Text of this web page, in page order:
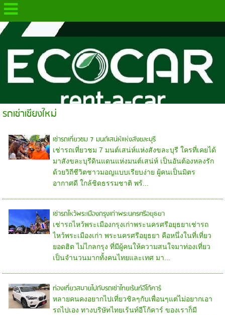
.
รถเช่าเชียงใหม่
เช่ารถเที่ยวชม 7 มนต์เสน่ห์แห่งสังขละบุรี
เช่ารถเที่ยวชม 7 มนต์เสน่ห์แห่งสังขละบุรี ใครที่เคยได้
มาสังขละบุรีดินแดนแห่งมนต์เสน่ห์ เป็นอันต้องหลงรัก
ด้วยวิถีชีวิตชาวมอญแบบเรียบง่าย ผู้คนเป็นมิตร
อากาศดี ใกล้ชิดธรรมชาติ พร้...
เช่ารถไหว้พระเมืองกรุงเก่าพระนครศรีอยุธยา
เช่ารถไหว้พระเมืองกรุงเก่าพระนครศรีอยุธยาเช่ารถ
ไหว้พระเมืองเก่า พระนครศรีอยุธยา คือหนึ่งในที่เที่ยว
ยอดฮิต ไม่ไกลกรุง ที่มีผู้คนให้ความสนใจมาท่องเที่ยว
เป็นจำนวนมากทั้งคนไทยและเทศ มา...
ท่องเที่ยวสบายไปกับรถเช่าไทยเร้นท์อีโก้คาร์
หลายคนคงอยากไปเที่ยวชิลๆกับเพื่อนๆแต่ไม่อยากเอา
รถไปเอง ทางบริษัทไทยเร้นท์อีโก้คาร์ ของเราก็มี